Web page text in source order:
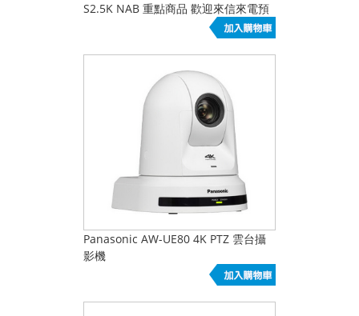
S2.5K NAB 重點商品 歡迎來信來電預
Panasonic AW-UE80 4K PTZ 雲台攝
影機